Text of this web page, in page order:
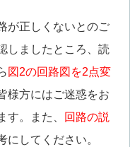
が正しくないとのご
しましたところ、読
図2の回路図を2点変
様方にはご迷惑をお
す。また、
回路の説
にしてください。